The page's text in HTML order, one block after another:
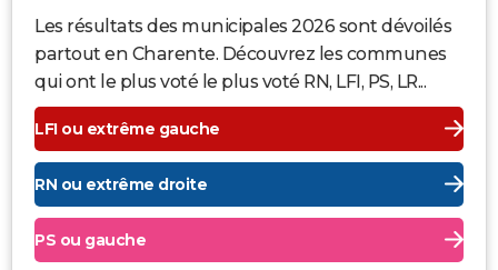
Les résultats des municipales 2026 sont dévoilés
partout en Charente. Découvrez les communes
qui ont le plus voté le plus voté RN, LFI, PS, LR...
LFI ou extrême gauche
RN ou extrême droite
PS ou gauche